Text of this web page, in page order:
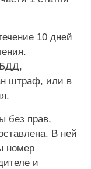
10 дней
штраф, или в
без прав,
В ней
номер
и